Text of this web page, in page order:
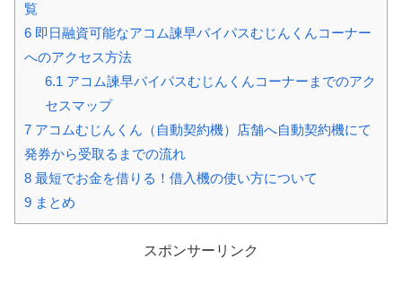
覧
6 即日融資可能なアコム諫早バイパスむじんくんコーナー
へのアクセス方法
6.1 アコム諫早バイパスむじんくんコーナーまでのアク
セスマップ
7 アコムむじんくん（自動契約機）店舗へ自動契約機にて
発券から受取るまでの流れ
8 最短でお金を借りる！借入機の使い方について
9 まとめ
スポンサーリンク